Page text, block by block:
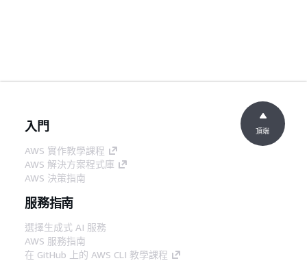
入門
AWS 實作教學課程
AWS 解決方案程式庫
AWS 決策指南
服務指南
選擇生成式 AI 服務
AWS 服務指南
在 GitHub 上的 AWS CLI 教學課程
頂端